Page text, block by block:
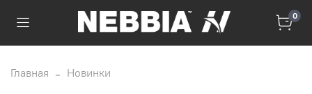
0
Главная Новинки